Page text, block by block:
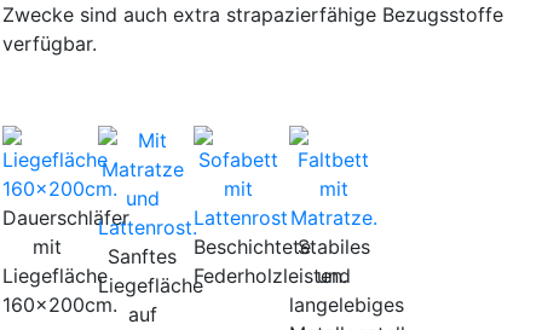
Zwecke sind auch extra strapazierfähige Bezugsstoffe
verfügbar.
Dauerschläfer
mit
Liegefläche
160x200cm.
Sanftes
Liegefläche
auf
Beschichtete
Federholzleisten.
Stabiles
und
langelebiges